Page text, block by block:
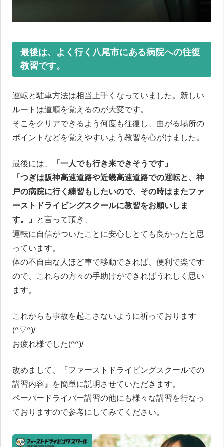
最後は、よく行く八尾市にある病院への往復
教習です。
運転と駐車方法は相当上手くなっていました。新しい
ルートは道順を覚えるのが大変です。
そこをクリアできるよう何度も往復し、曲がる場所の
ポイントなどを覚えやすいよう教習を心がけました。
最後には、
「一人でも行き来できそうです」
「つぎは阪神高速道路や近畿高速道路での運転と、神
戸の病院に行く練習もしたいので、その時はまたファ
ーストドライビングスクールに教習をお願いしま
す。」
と言って頂き、
運転に自信がついたことに安心しとても良かったと思
っています。
体の不自由な人ほど車で移動できれば、便利で楽です
ので、これらの方々の手助けができればうれしく思い
ます。
これからも事故を起こさないように祈っております
(^▽^)/
お疲れ様でした(^^)/
改めまして、『ファーストドライビングスクールでの
講習内容』を簡単に説明させていただきます。
ペーパードライバー講習の他にも様々な講習を行なっ
ておりますので参考にしてみてください。